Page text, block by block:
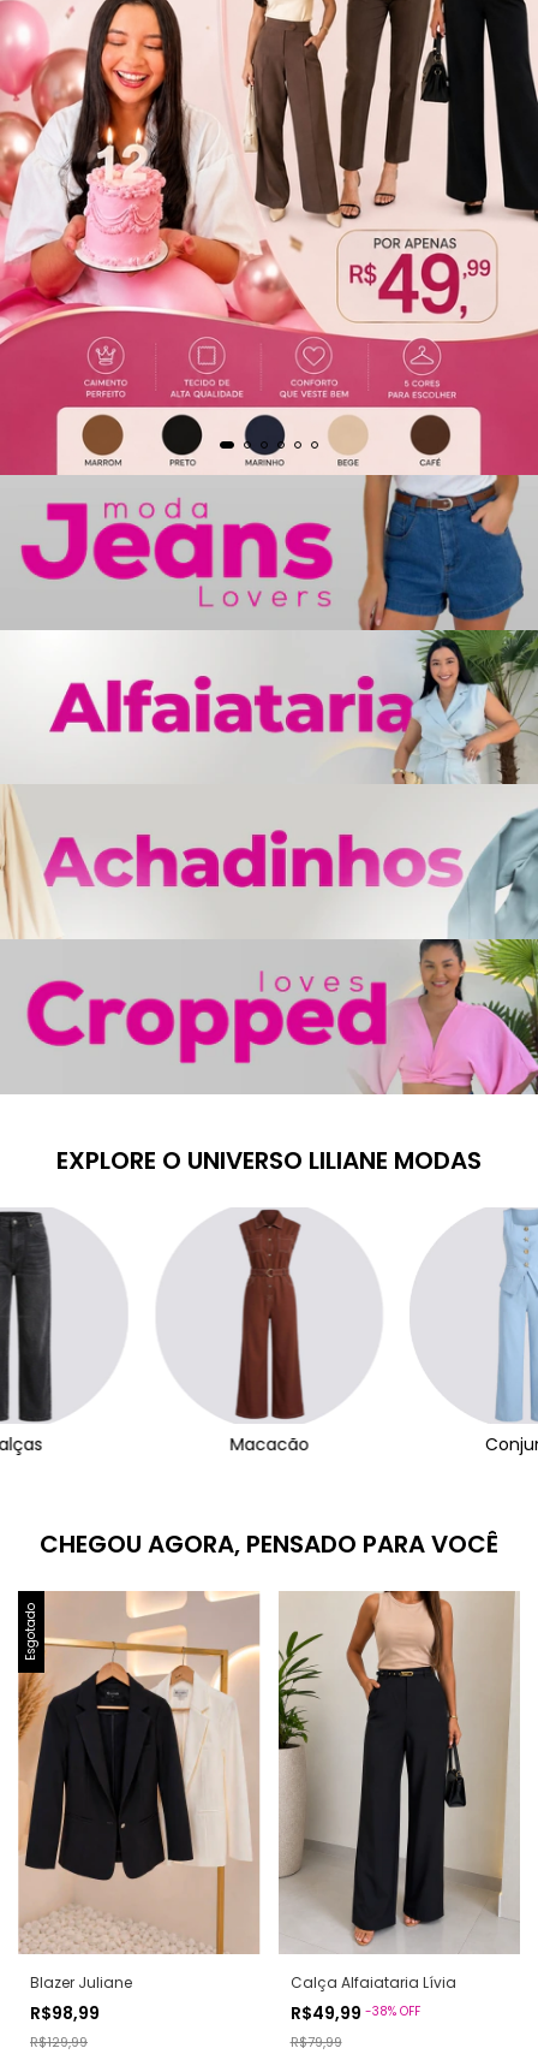
EXPLORE O UNIVERSO LILIANE MODAS
Macacão
CHEGOU AGORA, PENSADO PARA VOCÊ
Esgotado
Blazer Juliane
R$98,99
R$129,99
Calça Alfaiataria Lívia
R$49,99 -38% OFF
R$79,99